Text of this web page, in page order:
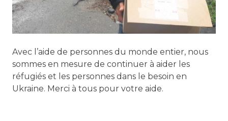
Avec l’aide de personnes du monde entier, nous
sommes en mesure de continuer à aider les
réfugiés et les personnes dans le besoin en
Ukraine. Merci à tous pour votre aide.